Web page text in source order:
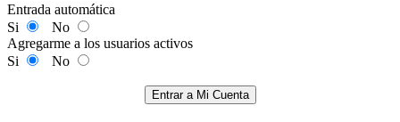
Entrada automática
Si
No
Agregarme a los usuarios activos
Si
No
Entrar a Mi Cuenta